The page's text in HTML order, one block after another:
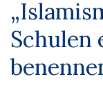
Schulen